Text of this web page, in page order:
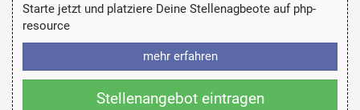
Starte jetzt und platziere Deine Stellenagbeote auf php-
resource
mehr erfahren
Stellenangebot eintragen